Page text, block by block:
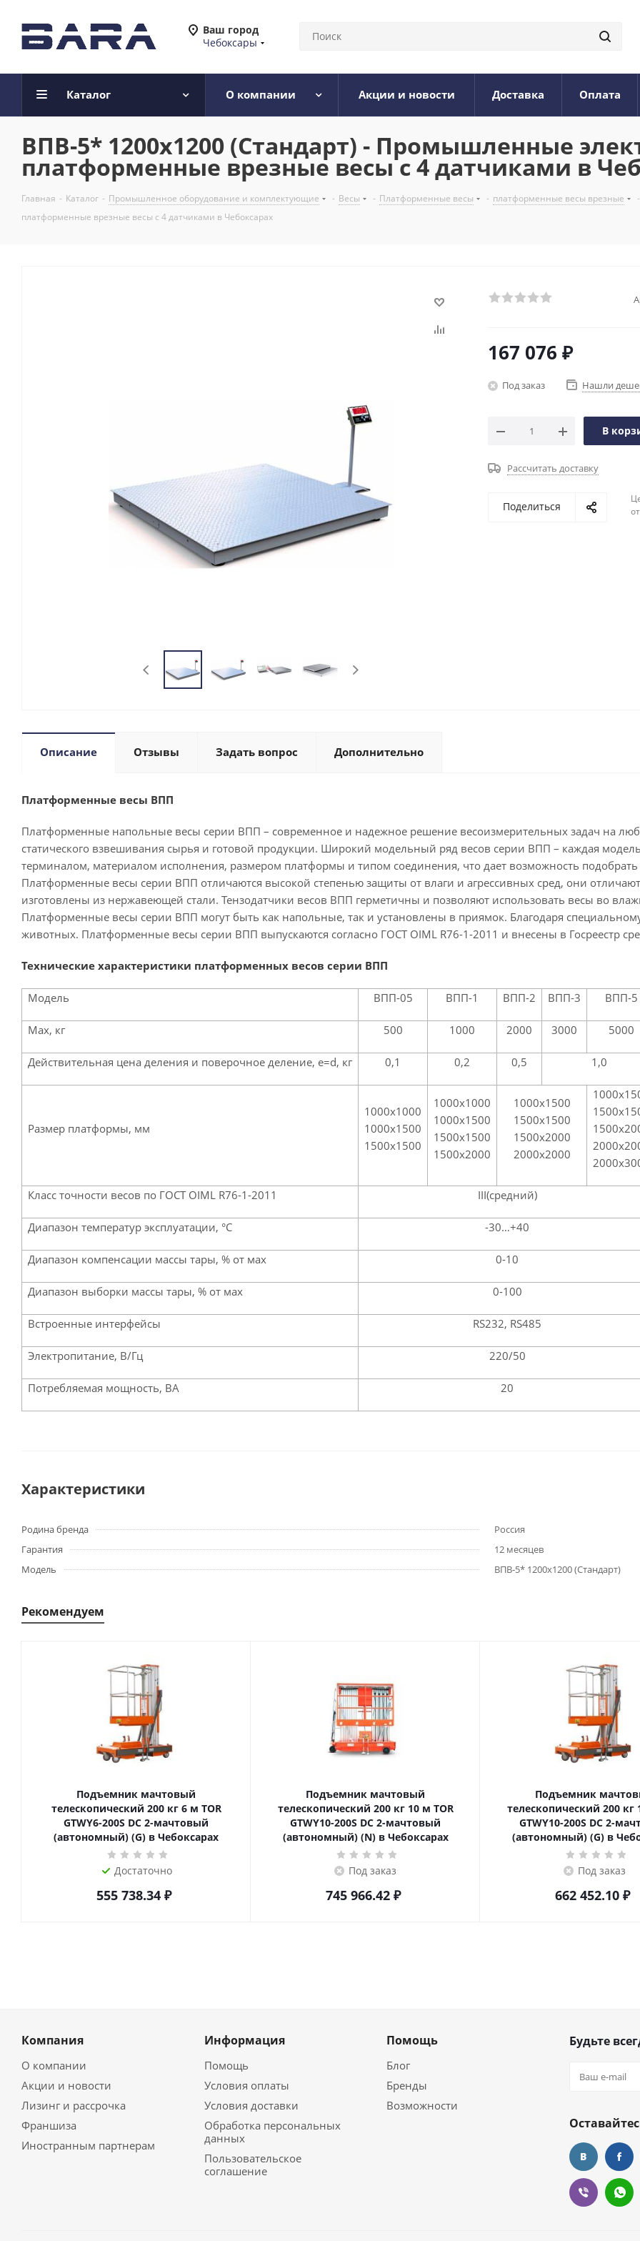
Ваш город
Чебоксары
Каталог О компании Акции и новости Доставка Оплата
ВПВ-5* 1200х1200 (Стандарт) - Промышленные
платформенные врезные весы с 4 датчиками в
Главная - Каталог - Промышленное оборудование и комплектующие - Весы - Платформенные весы - платформенные весы врезные -
платформенные врезные весы с 4 датчиками в Чебоксарах
167 076 ₽
Под заказ Нашли
В
Рассчитать доставку
Поделиться
Описание Отзывы Задать вопрос Дополнительно
Платформенные весы ВПП
Платформенные напольные весы серии ВПП – современное и надежное решение весоизмерительных задач на
статического взвешивания сырья и готовой продукции. Широкий модельный ряд весов серии ВПП – каждая
терминалом, материалом исполнения, размером платформы и типом соединения, что дает возможность
Платформенные весы серии ВПП отличаются высокой степенью защиты от влаги и агрессивных сред, они
изготовлены из нержавеющей стали. Тензодатчики весов ВПП герметичны и позволяют использовать весы во
Платформенные весы серии ВПП могут быть как напольные, так и установлены в приямок. Благодаря
животных. Платформенные весы серии ВПП выпускаются согласно ГОСТ OIML R76-1-2011 и внесены в Госреестр
Технические характеристики платформенных весов серии ВПП
Модель ВПП-05 ВПП-1 ВПП-2 ВПП-3 ВПП-5
Max, кг 500 1000 2000 3000 5000
Действительная цена деления и поверочное деление, e=d, кг 0,1 0,2 0,5 1,0
Размер платформы, мм
1000х1000
1000х1500
1500х1500
1000х1000
1000х1500
1500х1500
1500х2000
1000х1500
1500х1500
1500х2000
2000х2000
Класс точности весов по ГОСТ OIML R76-1-2011 III(средний)
Диапазон температур эксплуатации, °С -30…+40
Диапазон компенсации массы тары, % от мах 0-10
Диапазон выборки массы тары, % от мах 0-100
Встроенные интерфейсы RS232, RS485
Электропитание, В/Гц 220/50
Потребляемая мощность, ВА 20
Характеристики
Родина бренда
Россия
Гарантия
12 месяцев
Модель
ВПВ-5* 1200х1200 (Стандарт)
Рекомендуем
Подъемник мачтовый
телескопический 200 кг 6 м TOR
GTWY6-200S DC 2-мачтовый
(автономный) (G) в Чебоксарах
Достаточно
555 738.34₽
Подъемник мачтовый
телескопический 200 кг 10 м TOR
GTWY10-200S DC 2-мачтовый
(автономный) (N) в Чебоксарах
Под заказ
745 966.42₽
Подъемник
телескопический 200 кг 10 м TOR
GTWY10-200S DC 2-
(автономный) (G) в
Под заказ
662 452.10₽
Компания
О компании
Акции и новости
Лизинг и рассрочка
Франшиза
Иностранным партнерам
Информация
Помощь
Условия оплаты
Условия доставки
Обработка персональных
данных
Пользовательское
соглашение
Помощь
Блог
Бренды
Возможности
Будьте